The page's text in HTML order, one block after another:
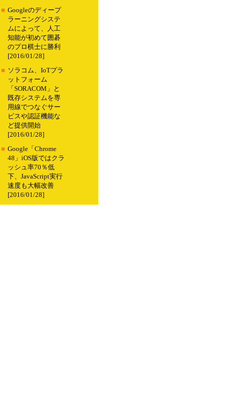
■ Googleのディープ
ラーニングシステ
ムによって、人工
知能が初めて囲碁
のプロ棋士に勝利
[2016/01/28]
■ ソラコム、IoTプラ
ットフォーム
「SORACOM」と
既存システムを専
用線でつなぐサー
ビスや認証機能な
ど提供開始
[2016/01/28]
■ Google「Chrome
48」iOS版ではクラ
ッシュ率70％低
下、JavaScript実行
速度も大幅改善
[2016/01/28]